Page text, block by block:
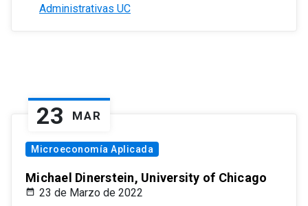
Administrativas UC
23 MAR
Microeconomía Aplicada
Michael Dinerstein, University of Chicago
23 de Marzo de 2022